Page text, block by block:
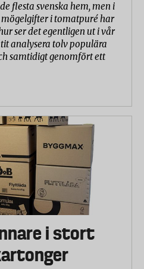
flesta svenska hem, men i
i tomatpuré har
ser det egentligen ut i vår
analysera tolv populära
samtidigt genomfört ett
i stort